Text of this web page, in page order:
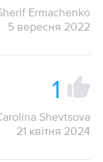
Ermachenko
5 вересня 2022
1
Shevtsova
21 квітня 2024